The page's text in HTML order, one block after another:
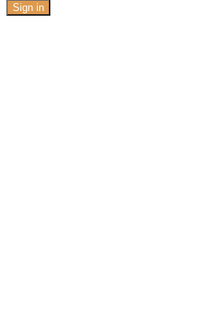
Sign in